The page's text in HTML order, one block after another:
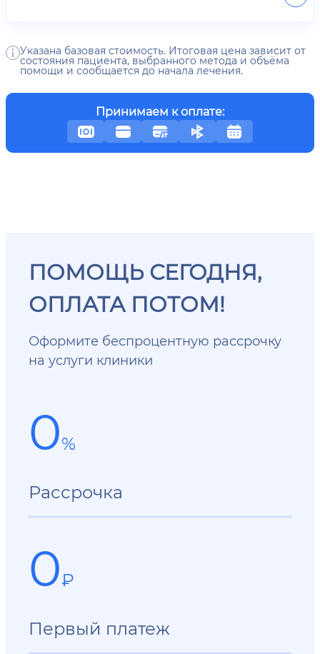
Указана базовая стоимость. Итоговая цена зависит от
состояния пациента, выбранного метода и объёма
помощи и сообщается до начала лечения.
Принимаем к оплате:
ПОМОЩЬ СЕГОДНЯ,
ОПЛАТА ПОТОМ!
Оформите беспроцентную рассрочку
на услуги клиники
0%
Рассрочка
0₽
Первый платеж